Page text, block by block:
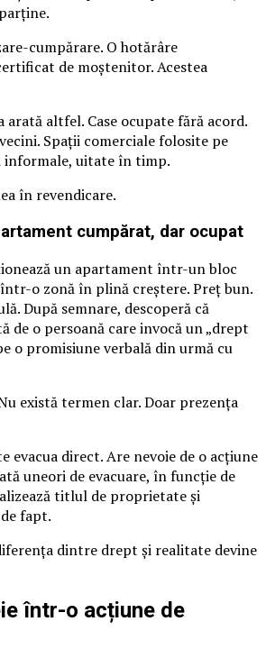
cumpărare. O hotărâre
de moștenitor. Acestea
altfel. Case ocupate fără acord.
Spații comerciale folosite pe
informale, uitate în timp.
în revendicare.
cumpărat, dar ocupat
un apartament într-un bloc
o zonă în plină creștere. Preț bun.
După semnare, descoperă că
de o persoană care invocă un „drept
o promisiune verbală din urmă cu
există termen clar. Doar prezența
direct. Are nevoie de o acțiune
uneori de evacuare, în funcție de
titlul de proprietate și
fapt.
dintre drept și realitate devine
într-o acțiune de